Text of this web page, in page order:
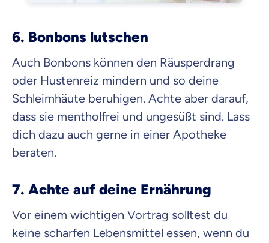
6. Bonbons lutschen
Auch Bonbons können den Räusperdrang
oder Hustenreiz mindern und so deine
Schleimhäute beruhigen. Achte aber darauf,
dass sie mentholfrei und ungesüßt sind. Lass
dich dazu auch gerne in einer Apotheke
beraten.
7. Achte auf deine Ernährung
Vor einem wichtigen Vortrag solltest du
keine scharfen Lebensmittel essen, wenn du